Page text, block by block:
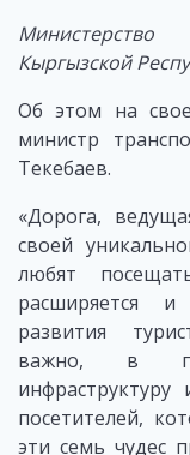
Кыргызской
Об этом на
министр
Текебаев.
«Дорога,
своей
любят
расширяется
развития
важно, в
посетителей,
эти семь чудес